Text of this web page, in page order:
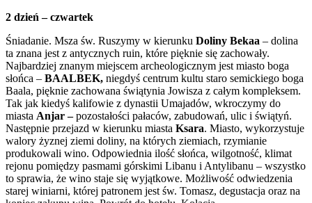
2 dzień – czwartek
Śniadanie. Msza św. Ruszymy w kierunku Doliny Bekaa – dolina
ta znana jest z antycznych ruin, które pięknie się zachowały.
Najbardziej znanym miejscem archeologicznym jest miasto boga
słońca – BAALBEK, niegdyś centrum kultu staro semickiego boga
Baala, pięknie zachowana świątynia Jowisza z całym kompleksem.
Tak jak kiedyś kalifowie z dynastii Umajadów, wkroczymy do
miasta Anjar –pozostałości pałaców, zabudowań, ulic i świątyń.
Następnie przejazd w kierunku miasta Ksara. Miasto, wykorzystuje
walory żyznej ziemi doliny, na których ziemiach, rzymianie
produkowali wino. Odpowiednia ilość słońca, wilgotność, klimat
rejonu pomiędzy pasmami górskimi Libanu i Antylibanu – wszystko
to sprawia, że wino staje się wyjątkowe. Możliwość odwiedzenia
starej winiarni, której patronem jest św. Tomasz, degustacja oraz na